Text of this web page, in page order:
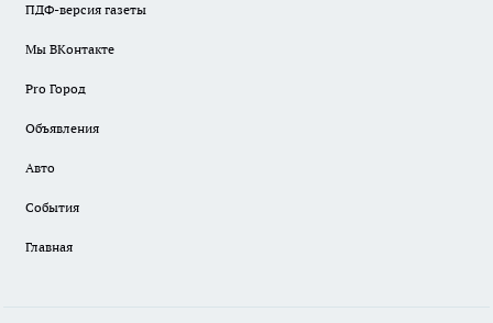
ПДФ-версия газеты
Мы ВКонтакте
Pro Город
Объявления
Авто
События
Главная